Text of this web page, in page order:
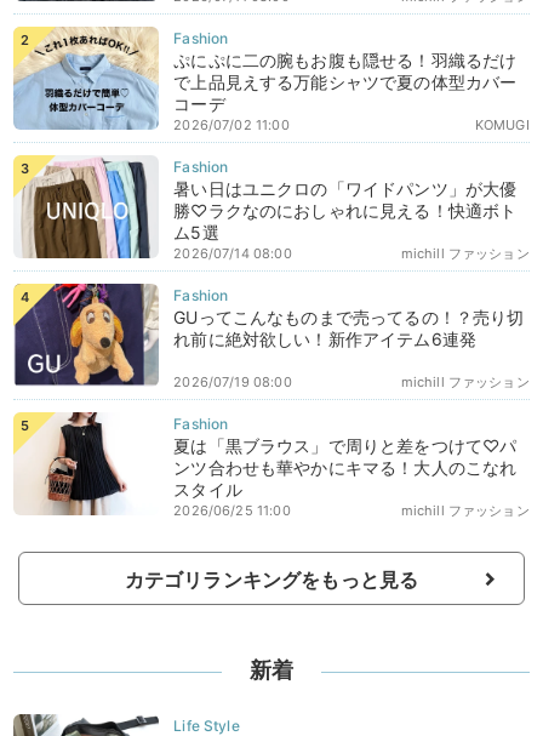
ぷにぷに二の腕もお腹も隠せる！羽織るだけ
で上品見えする万能シャツで夏の体型カバー
コーデ
KOMUGI
2026/07/02 11:00
暑い日はユニクロの「ワイドパンツ」が大優
勝♡ラクなのにおしゃれに見える！快適ボト
ム5選
michill ファッション
2026/07/14 08:00
GUってこんなものまで売ってるの！？売り切
れ前に絶対欲しい！新作アイテム6連発
michill ファッション
2026/07/19 08:00
夏は「黒ブラウス」で周りと差をつけて♡パ
ンツ合わせも華やかにキマる！大人のこなれ
スタイル
michill ファッション
2026/06/25 11:00
カテゴリランキングをもっと見る
新着